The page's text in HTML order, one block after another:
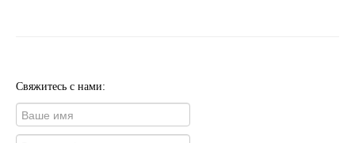
Свяжитесь с нами: